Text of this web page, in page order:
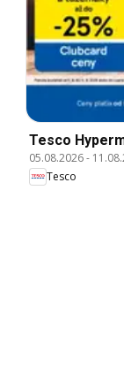
Tesco
05.08.2026-
Tesco